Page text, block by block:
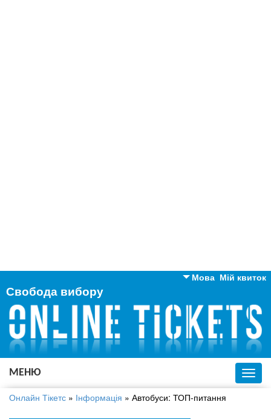
Мій квиток
Мова
Англійська
Російська
Українська
Свобода вибору
МЕНЮ
Онлайн Тікетс » Інформація » Автобуси: ТОП-питання